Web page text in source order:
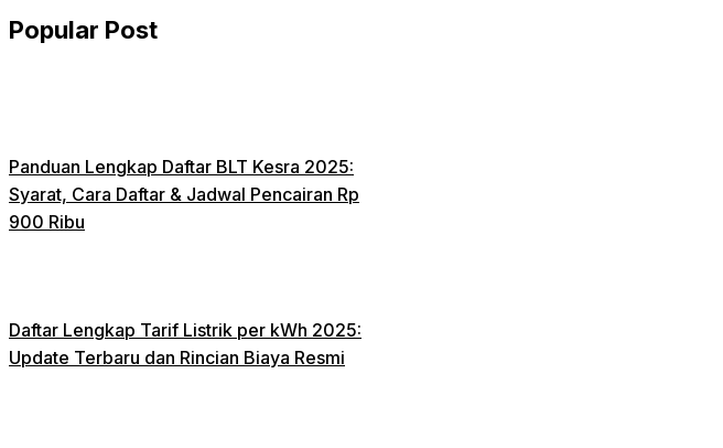
Popular Post
Panduan Lengkap Daftar BLT Kesra 2025:
Syarat, Cara Daftar & Jadwal Pencairan Rp
900 Ribu
Daftar Lengkap Tarif Listrik per kWh 2025:
Update Terbaru dan Rincian Biaya Resmi